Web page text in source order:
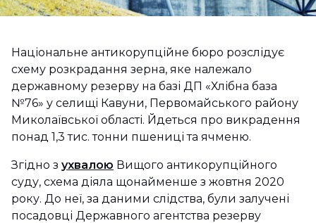
Національне антикорупційне бюро розслідує
схему розкрадання зерна, яке належало
державному резерву на базі ДП «Хлібна база
№76» у селищі Кавуни, Первомайського району
Миколаївської області. Йдеться про викрадення
понад 1,3 тис. тонни пшениці та ячменю.
Згідно з ухвалою Вищого антикорупційного
суду, схема діяла щонайменше з жовтня 2020
року. До неї, за даними слідства, були залучені
посадовці Державного агентства резерву